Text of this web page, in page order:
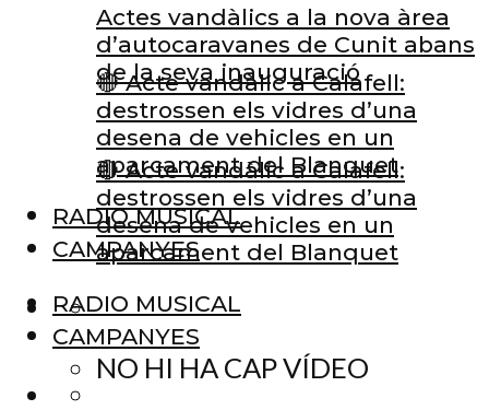
🔴 Acte vandàlic a Calafell:
destrossen els vidres d’una
desena de vehicles en un
aparcament del Blanquet
RADIO MUSICAL
CAMPANYES
NO HI HA CAP VÍDEO
Actes vandàlics a la nova àrea
d’autocaravanes de Cunit abans
de la seva inauguració
🔴 Acte vandàlic a Calafell:
destrossen els vidres d’una
desena de vehicles en un
aparcament del Blanquet
RADIO MUSICAL
CAMPANYES